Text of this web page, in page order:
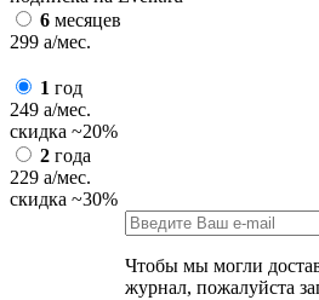
6 месяцев
299 a/мес.
1 год
249 a/мес.
скидка ~20%
2 года
229 a/мес.
скидка ~30%
Чтобы мы могли
журнал, пожалуйста